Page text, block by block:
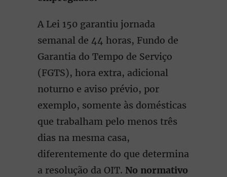
A Lei 150 garantiu jornada
semanal de 44 horas, Fundo de
Garantia do Tempo de Serviço
(FGTS), hora extra, adicional
noturno e aviso prévio, por
exemplo, somente às domésticas
que trabalham pelo menos três
dias na mesma casa,
diferentemente do que determina
a resolução da OIT. No normativo